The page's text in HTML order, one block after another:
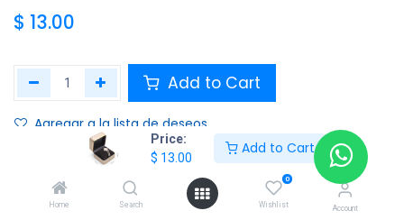
Price:
$ 13.00
Add to Cart
Home Search
0
Wishlist Account
$ 13.00
Add to Cart
Agregar a la lista de deseos
Terms and Conditions :